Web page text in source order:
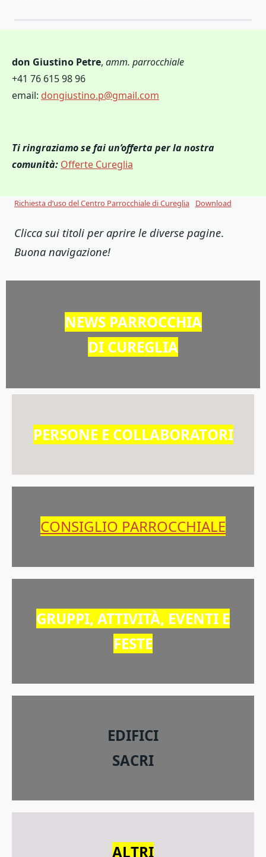
don Giustino Petre, amm. parrocchiale
+41 76 615 98 96
email: dongiustino.p@gmail.com
Ti ringraziamo se fai un’offerta per la nostra
comunità: Offerte Cureglia
Richiesta d’uso del Centro Parrocchiale di Cureglia Download
Clicca sui titoli per aprire le diverse pagine.
Buona navigazione!
NEWS PARROCCHIA
DI CUREGLIA
PERSONE E COLLABORATORI
CONSIGLIO PARROCCHIALE
GRUPPI, ATTIVITÀ, EVENTI E
FESTE
EDIFICI
SACRI
ALTRI